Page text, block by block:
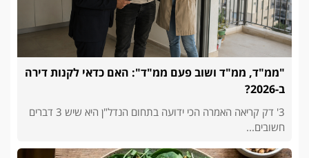
"ממ"ד, ממ"ד ושוב פעם ממ"ד": האם כדאי לקנות דירה
ב-2026?
3' דק קריאה האמרה הכי ידועה בתחום הנדל"ן היא שיש 3 דברים
חשובים...